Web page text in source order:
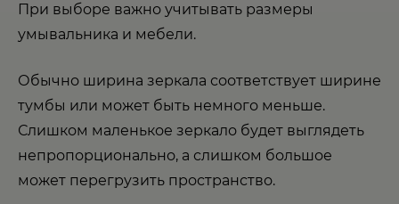
При выборе важно учитывать размеры
умывальника и мебели.
Обычно ширина зеркала соответствует ширине
тумбы или может быть немного меньше.
Слишком маленькое зеркало будет выглядеть
непропорционально, а слишком большое
может перегрузить пространство.